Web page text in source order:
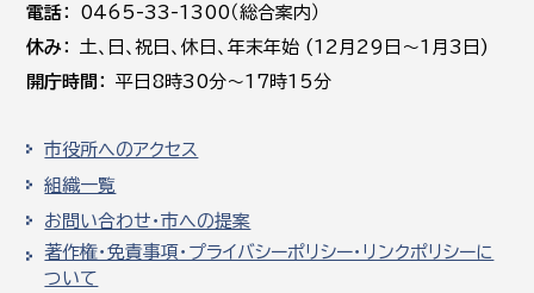
電話
0465-33-1300（総合案内）
休み
土､日､祝日、休日、年末年始 (12月29日～1月3日)
開庁時間
平日8時30分～17時15分
市役所へのアクセス
組織一覧
お問い合わせ・市への提案
著作権・免責事項・プライバシーポリシー・リンクポリシーに
ついて